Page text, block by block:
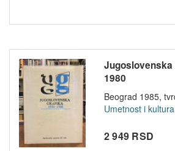
Jugoslovenska
1980
Beograd 1985,
Umetnost i kultura
2 949 RSD